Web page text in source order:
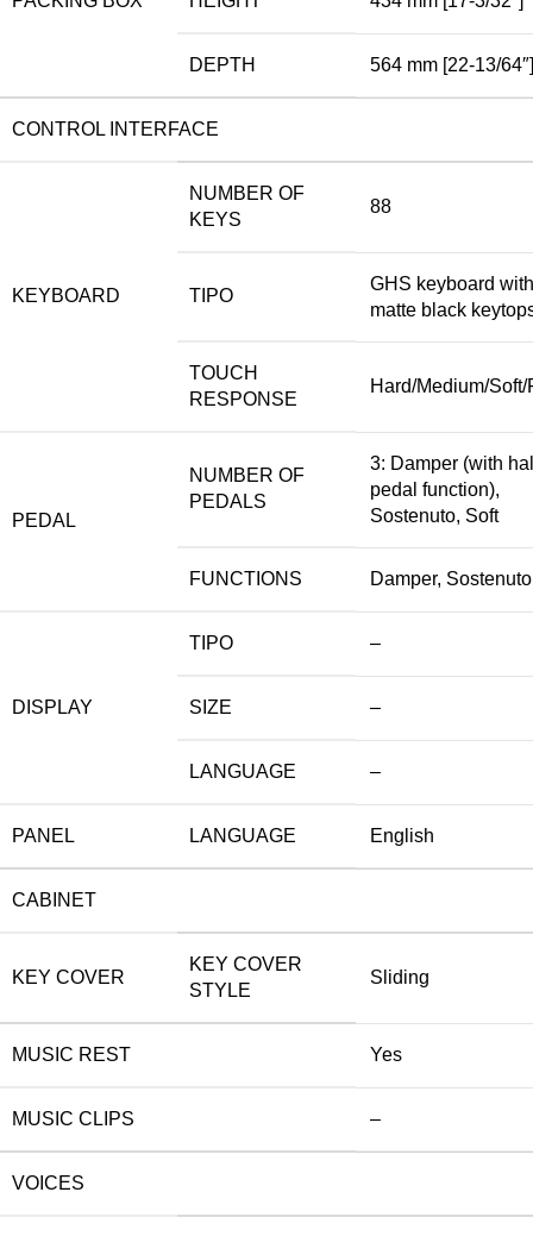
DEPTH 564 mm [22-13/64″]
CONTROL INTERFACE
KEYBOARD
NUMBER OF
KEYS
88
TIPO
GHS keyboard with
matte black
TOUCH
RESPONSE
Hard/Medium/Soft/
PEDAL
NUMBER OF
PEDALS
3: Damper (with
pedal function),
Sostenuto, Soft
FUNCTIONS Damper,
DISPLAY
TIPO –
SIZE –
LANGUAGE –
PANEL LANGUAGE English
CABINET
KEY COVER
KEY COVER
STYLE
Sliding
MUSIC REST Yes
MUSIC CLIPS –
VOICES